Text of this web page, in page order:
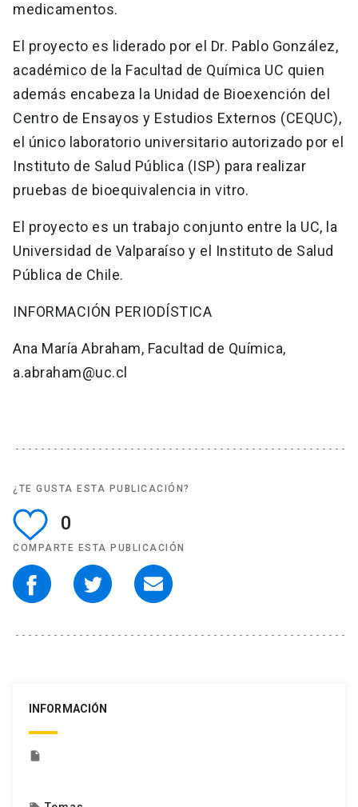
medicamentos.
El proyecto es liderado por el Dr. Pablo González,
académico de la Facultad de Química UC quien
además encabeza la Unidad de Bioexención del
Centro de Ensayos y Estudios Externos (CEQUC),
el único laboratorio universitario autorizado por el
Instituto de Salud Pública (ISP) para realizar
pruebas de bioequivalencia in vitro.
El proyecto es un trabajo conjunto entre la UC, la
Universidad de Valparaíso y el Instituto de Salud
Pública de Chile.
INFORMACIÓN PERIODÍSTICA
Ana María Abraham, Facultad de Química,
a.abraham@uc.cl
¿TE GUSTA ESTA PUBLICACIÓN?
0
COMPARTE ESTA PUBLICACIÓN
INFORMACIÓN
insert_drive_file